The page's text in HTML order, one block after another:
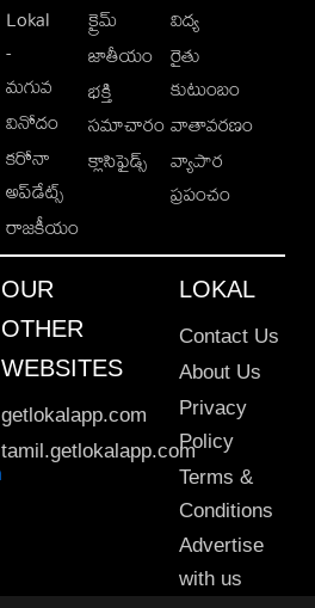
Lokal
-
మగువ
వినోదం
కరోనా
అప్‌డేట్స్
రాజకీయం
క్రైమ్
జాతీయం
భక్తి
సమాచారం
క్లాసిఫైడ్స్
విద్య
రైతు
కుటుంబం
వాతావరణం
వ్యాపార
ప్రపంచం
OUR
OTHER
WEBSITES
getlokalapp.com
tamil.getlokalapp.com
LOKAL
Contact Us
About Us
Privacy
Policy
Terms &
Conditions
Advertise
with us